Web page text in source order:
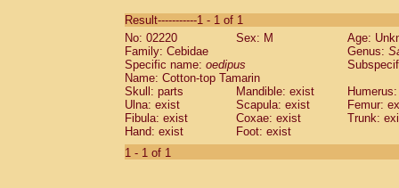
CebidaeSaguinus labiatus(0)
Cebidae Saguinus leucopus (0)
Cebidae
CebidaeSaguinus mystax
Cebidae Saguinus nigricollis (0)
Cebidae Saguinus oedipus
Cebidae Saguinus weddelli
Cebidae Saguinusspp.
Cebidae
Result-----------1 - 1 of 1
No: 02220
Sex: M
Age:
Family: Cebidae
Genus:
Specific name: oedipus
Name: Cotton-top Tamarin
Skull: parts
Mandible: exist
Ulna: exist
Scapula: exist
Femur:
Fibula: exist
Coxae: exist
Trunk:
Hand: exist
Foot: exist
1 - 1 of 1